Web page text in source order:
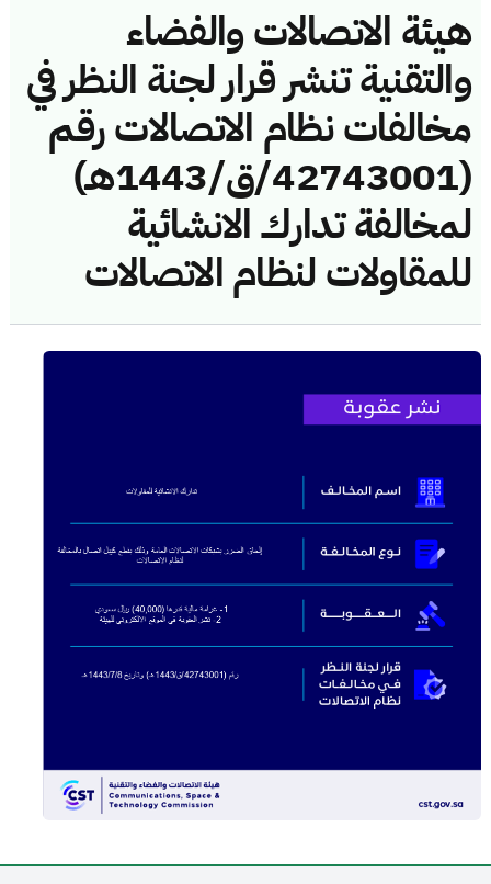
هيئة الاتصالات والفضاء
والتقنية تنشر قرار لجنة النظر في
مخالفات نظام الاتصالات رقم
(42743001/ق/1443هـ)
لمخالفة تدارك الانشائية
للمقاولات لنظام الاتصالات